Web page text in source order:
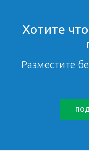
Хотите
Разместите